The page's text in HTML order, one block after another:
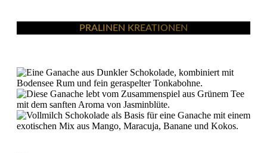
PRALINEN KREATIONEN